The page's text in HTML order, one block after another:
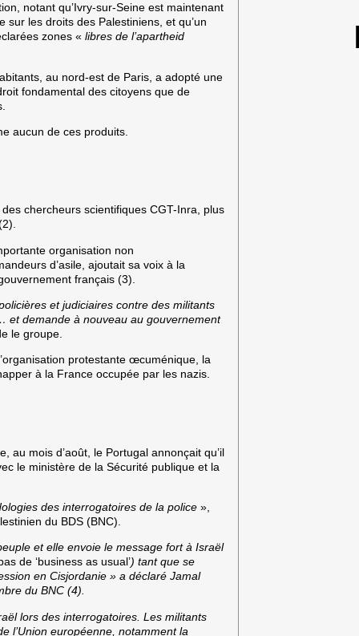
notant qu’Ivry-sur-Seine est maintenant
les droits des Palestiniens, et qu’un
zones «libres de l’apartheid
au nord-est de Paris, a adopté une
fondamental des citoyens que de
aucun de ces produits.
chercheurs scientifiques CGT-Inra, plus
organisation non
d’asile, ajoutait sa voix à la
français (3).
et judiciaires contre des militants
et demande à nouveau au gouvernement
le groupe.
protestante œcuménique, la
à la France occupée par les nazis.
au mois d’août, le Portugal annonçait qu’il
le ministère de la Sécurité publique et la
des interrogatoires de la police »,
du BDS (BNC).
et elle envoie le message fort à Israël
de ‘business as usual’) tant que se
en Cisjordanie » a déclaré Jamal
du BNC (4).
lors des interrogatoires. Les militants
l’Union européenne, notamment la